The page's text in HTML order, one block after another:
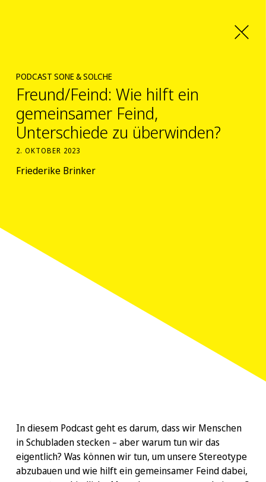
PODCAST SONE & SOLCHE
Freund/Feind: Wie hilft ein
gemeinsamer Feind,
Unterschiede zu überwinden?
2. OKTOBER 2023
Friederike Brinker
In diesem Podcast geht es darum, dass wir Menschen
in Schubladen stecken – aber warum tun wir das
eigentlich? Was können wir tun, um unsere Stereotype
abzubauen und wie hilft ein gemeinsamer Feind dabei,